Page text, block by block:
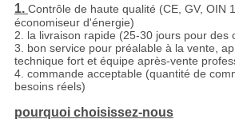
1. Contrôle de haute qualité (CE, GV, OIN
économiseur d'énergie)
2. la livraison rapide (25-30 jours pour des
3. bon service pour préalable à la vente,
technique fort et équipe après-vente
4. commande acceptable (quantité de
besoins réels)
pourquoi choisissez-nous